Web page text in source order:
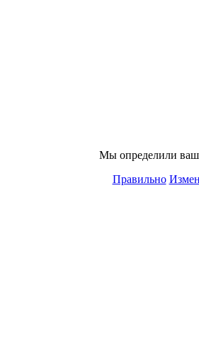
Мы определили ваш
Правильно